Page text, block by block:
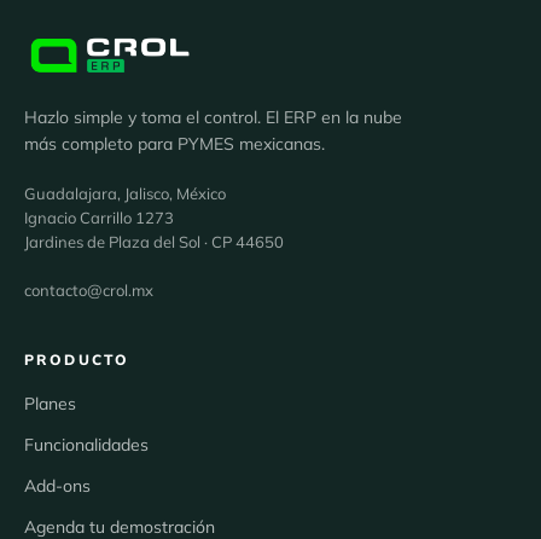
Hazlo simple y toma el control. El ERP en la nube
más completo para PYMES mexicanas.
Guadalajara, Jalisco, México
Ignacio Carrillo 1273
Jardines de Plaza del Sol · CP 44650
contacto@crol.mx
PRODUCTO
Planes
Funcionalidades
Add-ons
Agenda tu demostración